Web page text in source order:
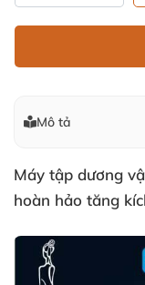
Mô tả
Máy tập dương
hoàn hảo tăng